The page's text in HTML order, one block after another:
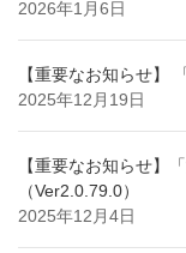
2026年1月6日
【重要なお知らせ】
2025年12月19日
【重要なお知らせ】
（Ver2.0.79.0）
2025年12月4日